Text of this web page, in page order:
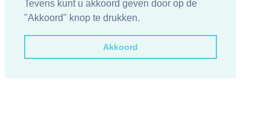
Tevens kunt u akkoord geven door op de
"Akkoord" knop te drukken.
Akkoord